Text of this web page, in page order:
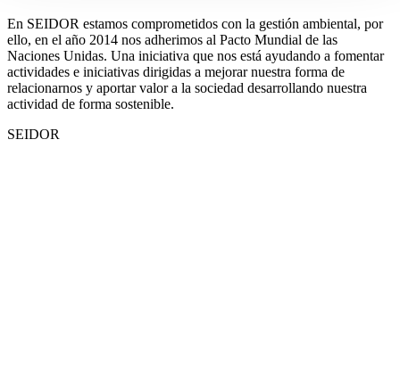
En SEIDOR estamos comprometidos con la gestión ambiental, por
ello, en el año 2014 nos adherimos al Pacto Mundial de las
Naciones Unidas. Una iniciativa que nos está ayudando a fomentar
actividades e iniciativas dirigidas a mejorar nuestra forma de
relacionarnos y aportar valor a la sociedad desarrollando nuestra
actividad de forma sostenible.
SEIDOR